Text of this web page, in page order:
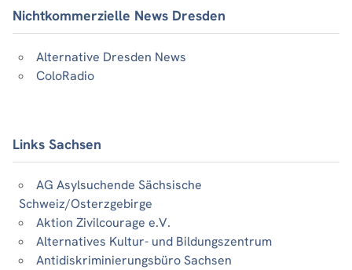
Nichtkommerzielle News Dresden
Alternative Dresden News
ColoRadio
Links Sachsen
AG Asylsuchende Sächsische
Schweiz/Osterzgebirge
Aktion Zivilcourage e.V.
Alternatives Kultur- und Bildungszentrum
Antidiskriminierungsbüro Sachsen